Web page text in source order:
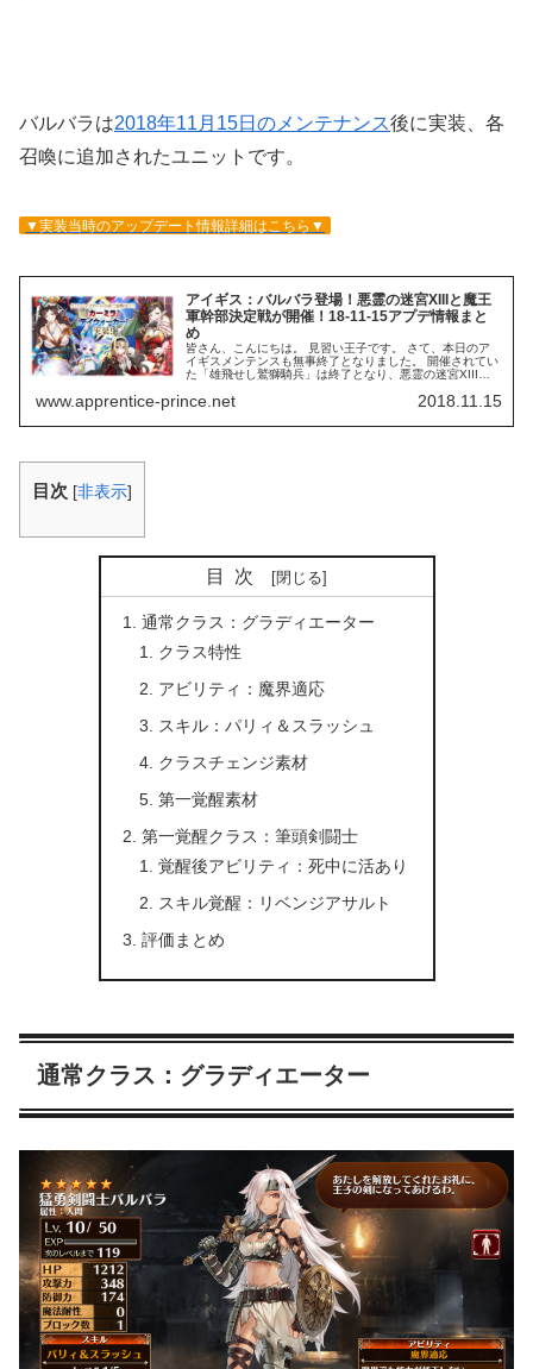
バルバラは2018年11月15日のメンテナンス後に実装、各
召喚に追加されたユニットです。
▼実装当時のアップデート情報詳細はこちら▼
アイギス：バルバラ登場！悪霊の迷宮XIIIと魔王
軍幹部決定戦が開催！18-11-15アプデ情報まと
め
皆さん、こんにちは。 見習い王子です。 さて、本日のア
イギスメンテンスも無事終了となりました。 開催されてい
た「雄飛せし鷲獅騎兵」は終了となり、悪霊の迷宮XIIIが
ましたのでご欄ください...
www.apprentice-prince.net 2018.11.15
目次 [非表示]
目次
通常クラス：グラディエーター
クラス特性
アビリティ：魔界適応
スキル：パリィ＆スラッシュ
クラスチェンジ素材
第一覚醒素材
第一覚醒クラス：筆頭剣闘士
覚醒後アビリティ：死中に活あり
スキル覚醒：リベンジアサルト
評価まとめ
通常クラス：グラディエーター